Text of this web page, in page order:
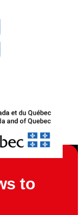
to